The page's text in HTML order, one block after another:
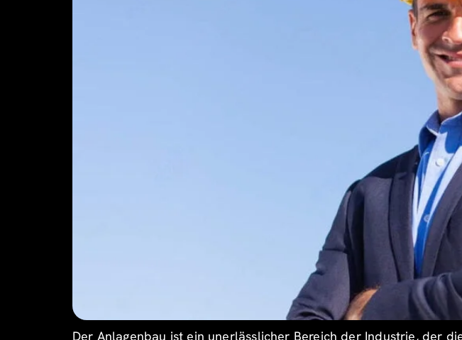
Der Anlagenbau ist ein unerlässlicher Bereich der Industrie, der